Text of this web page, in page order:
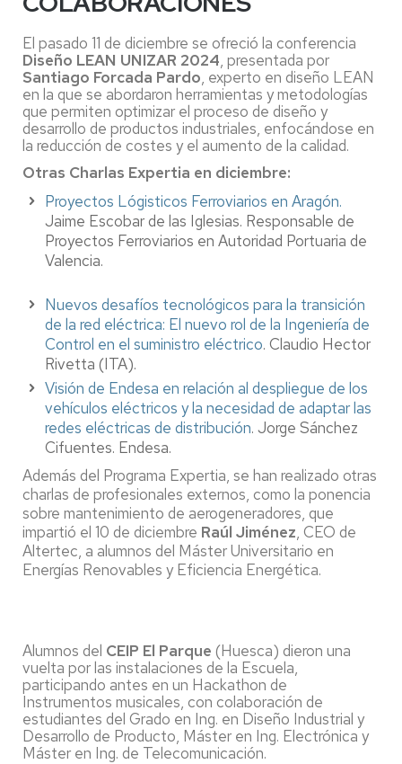
El pasado 11 de diciembre se ofreció la conferencia
Diseño LEAN UNIZAR 2024, presentada por
Santiago Forcada Pardo, experto en diseño LEAN
en la que se abordaron herramientas y metodologías
que permiten optimizar el proceso de diseño y
desarrollo de productos industriales, enfocándose en
la reducción de costes y el aumento de la calidad.
Otras Charlas Expertia en diciembre:
Proyectos Lógisticos Ferroviarios en Aragón.
Jaime Escobar de las Iglesias. Responsable de
Proyectos Ferroviarios en Autoridad Portuaria de
Valencia.
Nuevos desafíos tecnológicos para la transición
de la red eléctrica: El nuevo rol de la Ingeniería de
Control en el suministro eléctrico. Claudio Hector
Rivetta (ITA).
Visión de Endesa en relación al despliegue de los
vehículos eléctricos y la necesidad de adaptar las
redes eléctricas de distribución. Jorge Sánchez
Cifuentes. Endesa.
Además del Programa Expertia, se han realizado otras
charlas de profesionales externos, como la ponencia
sobre mantenimiento de aerogeneradores, que
impartió el 10 de diciembre Raúl Jiménez, CEO de
Altertec, a alumnos del Máster Universitario en
Energías Renovables y Eficiencia Energética.
Alumnos del CEIP El Parque (Huesca) dieron una
vuelta por las instalaciones de la Escuela,
participando antes en un Hackathon de
Instrumentos musicales, con colaboración de
estudiantes del Grado en Ing. en Diseño Industrial y
Desarrollo de Producto, Máster en Ing. Electrónica y
Máster en Ing. de Telecomunicación.